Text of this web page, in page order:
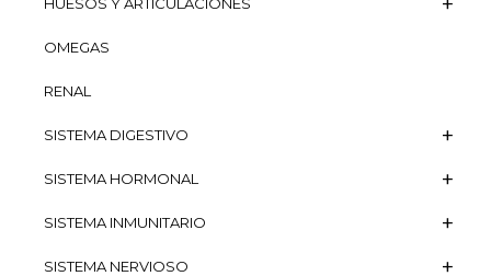
OMEGAS
RENAL
SISTEMA DIGESTIVO
SISTEMA HORMONAL
SISTEMA INMUNITARIO
SISTEMA NERVIOSO